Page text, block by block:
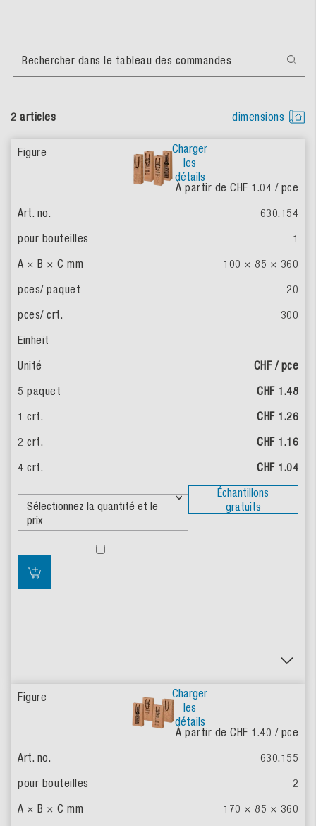
2 articles dimensions
Rechercher dans le tableau des commandes
Charger
les
détails
À partir de CHF 1.04 / pce
630.154
1
100 × 85 × 360
20
300
CHF / pce
CHF 1.48
CHF 1.26
CHF 1.16
CHF 1.04
Échantillons
gratuits
Charger
les
détails
À partir de CHF 1.40 / pce
630.155
2
170 × 85 × 360